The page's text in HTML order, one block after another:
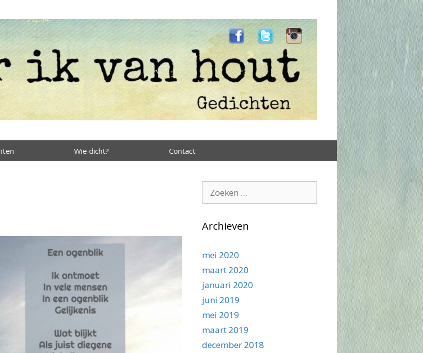
Wie dicht? Contact
Zoeken
naar:
Archieven
mei 2020
maart 2020
januari 2020
juni 2019
mei 2019
maart 2019
december 2018